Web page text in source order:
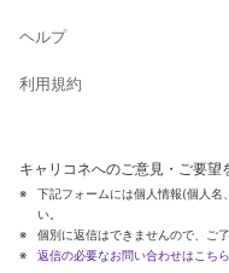
ヘルプ
利用規約
キャリコネへのご意見・ご要望
下記フォームには個人情報(個人名
い。
個別に返信はできませんので、ご了
返信の必要なお問い合わせはこちら